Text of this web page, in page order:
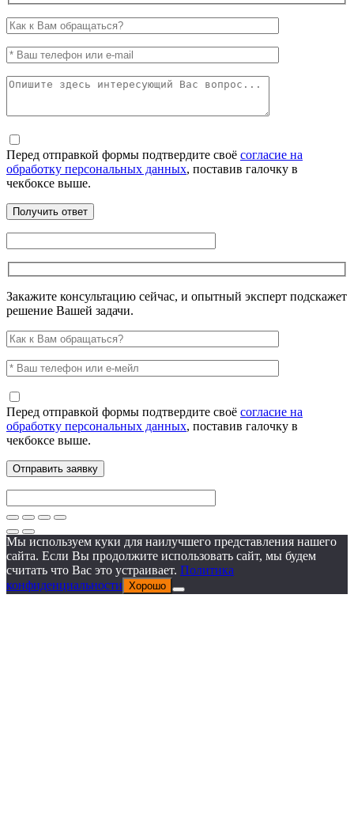
Перед отправкой формы подтвердите своё согласие на
обработку персональных данных, поставив галочку в
чекбоксе выше.
Закажите консультацию сейчас, и опытный эксперт подскажет
решение Вашей задачи.
Перед отправкой формы подтвердите своё согласие на
обработку персональных данных, поставив галочку в
чекбоксе выше.
Мы используем куки для наилучшего представления нашего
сайта. Если Вы продолжите использовать сайт, мы будем
считать что Вас это устраивает. Политика
конфиденциальности Хорошо